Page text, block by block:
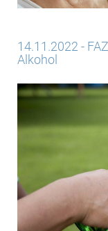
14.11.2022 -
Alkohol